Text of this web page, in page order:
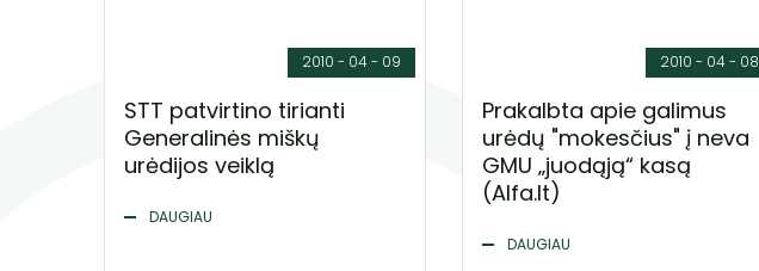
2010 - 04 - 09
STT patvirtino tirianti
Generalinės miškų
urėdijos veiklą
DAUGIAU
2010 - 04 - 08
Prakalbta apie galimus
urėdų "mokesčius" į neva
GMU „juodąją“ kasą
(Alfa.lt)
DAUGIAU